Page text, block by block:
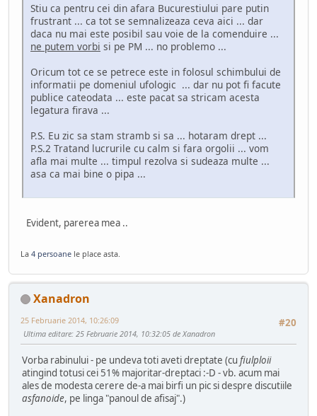
Stiu ca pentru cei din afara Bucurestiului pare putin
frustrant ... ca tot se semnalizeaza ceva aici ... dar
daca nu mai este posibil sau voie de la comenduire ...
ne putem vorbi si pe PM ... no problemo ...
Oricum tot ce se petrece este in folosul schimbului de
informatii pe domeniul ufologic ... dar nu pot fi facute
publice cateodata ... este pacat sa stricam acesta
legatura firava ...
P.S. Eu zic sa stam stramb si sa ... hotaram drept ...
P.S.2 Tratand lucrurile cu calm si fara orgolii ... vom
afla mai multe ... timpul rezolva si sudeaza multe ...
asa ca mai bine o pipa ...
Evident, parerea mea ..
La 4 persoane le place asta.
Xanadron
#20
25 Februarie 2014, 10:26:09
Ultima editare: 25 Februarie 2014, 10:32:05 de Xanadron
Vorba rabinului - pe undeva toti aveti dreptate (cu fiulploii
atingind totusi cei 51% majoritar-dreptaci :-D - vb. acum mai
ales de modesta cerere de-a mai birfi un pic si despre discutiile
asfanoide, pe linga "panoul de afisaj".)